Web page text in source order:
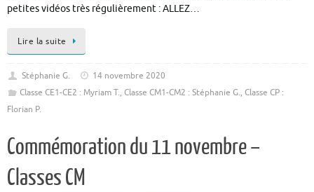
petites vidéos très régulièrement : ALLEZ…
Lire la suite
Stéphanie G.
14 novembre 2020
Classe CE1-CE2 : Myriam T., Classe CM1-CM2 : Stéphanie G., Classe CP :
Florian P.
Commémoration du 11 novembre –
Classes CM